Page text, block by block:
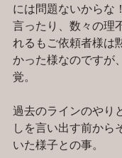
には問題ないからな
言ったり、数々の理
れるもご依頼者様は
かった様なのですが
覚。
過去のラインのやり
しを言い出す前から
いた様子との事。